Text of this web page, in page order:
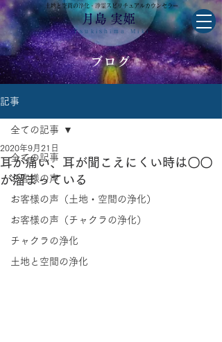
月島 実姫
Tsukishima Miki
土地と空間の浄化・浄霊スピリチュアルカウンセラー
ブログ
記事
全ての記事
お客様の声
お客様の声（土地・空間の浄化）
お客様の声（チャクラの浄化）
チャクラの浄化
土地と空間の浄化
全ての記事
耳が痛い、耳が聞こえにくい時は〇〇
が溜まっている
2020年9月21日